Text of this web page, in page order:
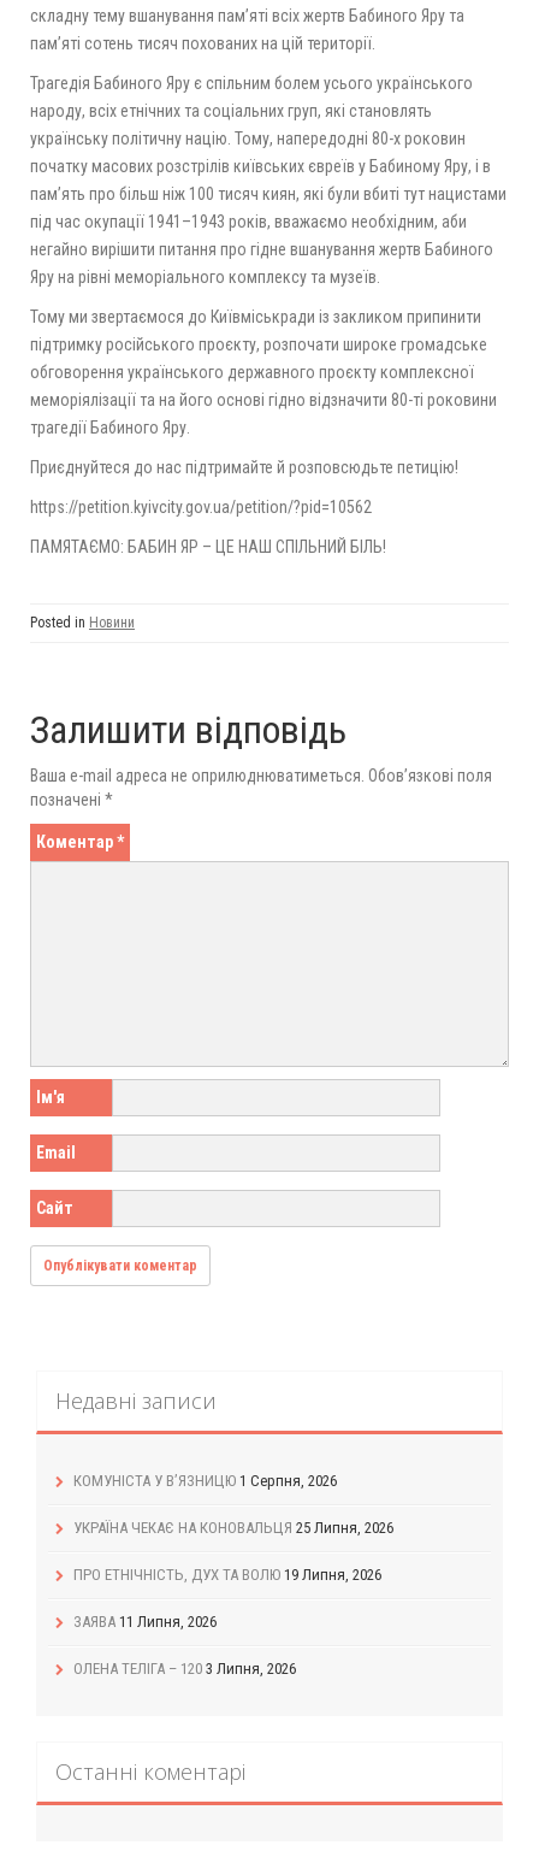
складну тему вшанування пам’яті всіх жертв Бабиного Яру та
пам’яті сотень тисяч похованих на цій території.
Трагедія Бабиного Яру є спільним болем усього українського
народу, всіх етнічних та соціальних груп, які становлять
українську політичну націю. Тому, напередодні 80-х роковин
початку масових розстрілів київських євреїв у Бабиному Яру, і в
пам’ять про більш ніж 100 тисяч киян, які були вбиті тут нацистами
під час окупації 1941–1943 років, вважаємо необхідним, аби
негайно вирішити питання про гідне вшанування жертв Бабиного
Яру на рівні меморіального комплексу та музеїв.
Тому ми звертаємося до Київміськради із закликом припинити
підтримку російського проєкту, розпочати широке громадське
обговорення українського державного проєкту комплексної
меморіялізації та на його основі гідно відзначити 80-ті роковини
трагедії Бабиного Яру.
Приєднуйтеся до нас підтримайте й розповсюдьте петицію!
https://petition.kyivcity.gov.ua/petition/?pid=10562
ПАМЯТАЄМО: БАБИН ЯР – ЦЕ НАШ СПІЛЬНИЙ БІЛЬ!
Posted in Новини
Залишити відповідь
Ваша e-mail адреса не оприлюднюватиметься. Обов’язкові поля
позначені *
Коментар*
Ім'я
Email
Сайт
Недавні записи
КОМУНІСТА У В’ЯЗНИЦЮ 1 Серпня, 2026
УКРАЇНА ЧЕКАЄ НА КОНОВАЛЬЦЯ 25 Липня, 2026
ПРО ЕТНІЧНІСТЬ, ДУХ ТА ВОЛЮ 19 Липня, 2026
ЗАЯВА 11 Липня, 2026
ОЛЕНА ТЕЛІГА – 120 3 Липня, 2026
Останні коментарі